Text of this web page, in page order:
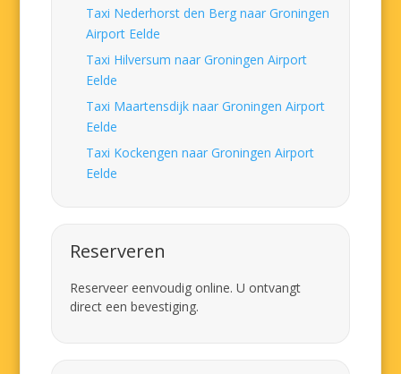
Taxi Nederhorst den Berg naar Groningen
Airport Eelde
Taxi Hilversum naar Groningen Airport
Eelde
Taxi Maartensdijk naar Groningen Airport
Eelde
Taxi Kockengen naar Groningen Airport
Eelde
Reserveren
Reserveer eenvoudig online. U ontvangt
direct een bevestiging.